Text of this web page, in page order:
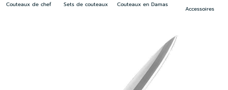
Couteaux de chef Sets de couteaux Couteaux en Damas
Accessoires